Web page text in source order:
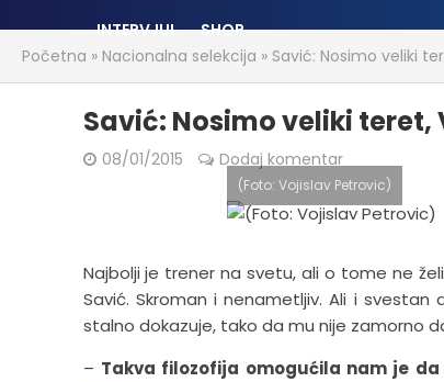
INTERVJUI
SHOP
Početna » Nacionalna selekcija » Savić: Nosimo veliki
Savić: Nosimo veliki
08/01/2015 Dodaj komentar
(Foto: Vojislav Petrovic)
Najbolji je trener na svetu, ali o tome ne
Savić. Skroman i nenametljiv. Ali i
stalno dokazuje, tako da mu nije zamorno
– Takva filozofija omogućila nam je